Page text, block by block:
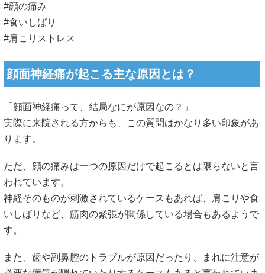
#顔の痛み
#食いしばり
#肩こりストレス
顔面神経痛が起こる主な原因とは？
「顔面神経痛って、結局なにが原因なの？」
実際に来院される方からも、この質問はかなり多い印象があ
ります。
ただ、顔の痛みは一つの原因だけで起こるとは限らないと言
われています。
神経そのものが刺激されているケースもあれば、肩こりや食
いしばりなど、筋肉の緊張が関係している場合もあるようで
す。
また、歯や副鼻腔のトラブルが原因だったり、まれに注意が